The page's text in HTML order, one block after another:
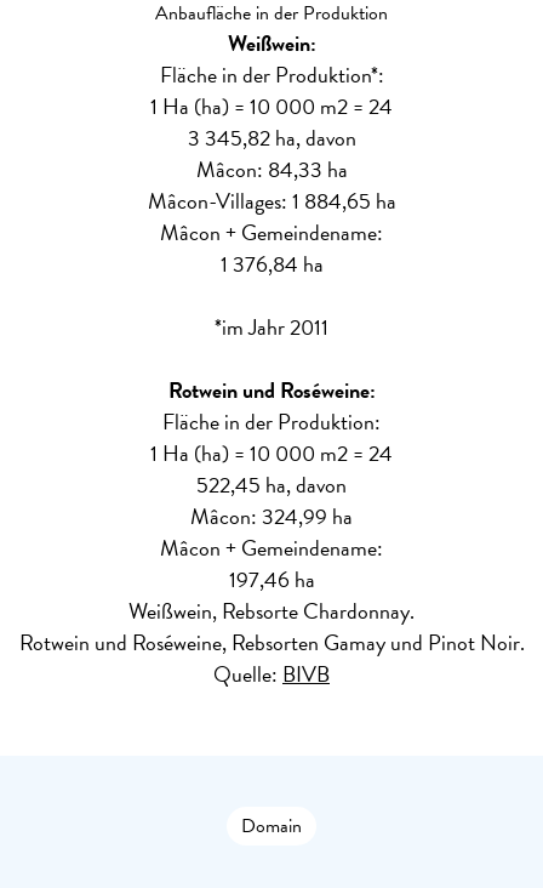
Anbaufläche in der Produktion
Weißwein:
Fläche in der Produktion*:
1 Ha (ha) = 10 000 m2 = 24
3 345,82 ha, davon
Mâcon: 84,33 ha
Mâcon-Villages: 1 884,65 ha
Mâcon + Gemeindename:
1 376,84 ha
*im Jahr 2011
Rotwein und Roséweine:
Fläche in der Produktion:
1 Ha (ha) = 10 000 m2 = 24
522,45 ha, davon
Mâcon: 324,99 ha
Mâcon + Gemeindename:
197,46 ha
Weißwein, Rebsorte Chardonnay.
Rotwein und Roséweine, Rebsorten Gamay und Pinot Noir.
Quelle:BIVB
Domain